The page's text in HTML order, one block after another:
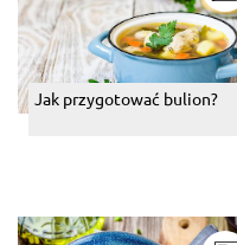
Jak przygotować bulion?